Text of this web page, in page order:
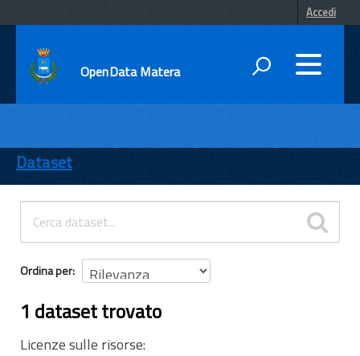
Accedi
OpenData Matera
ENTI
TEMI
INFORMAZIONI
Dataset
Ordina per
1 dataset trovato
Licenze sulle risorse: